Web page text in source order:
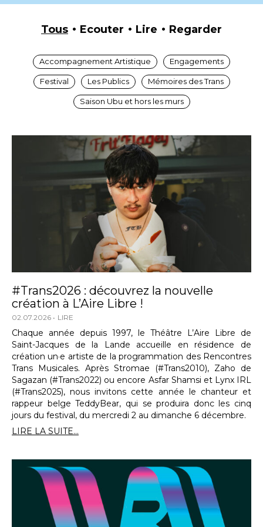
Tous Ecouter Lire Regarder
Accompagnement Artistique Engagements
Festival Les Publics Mémoires des Trans
Saison Ubu et hors les murs
#Trans2026 : découvrez la nouvelle
création à L’Aire Libre !
02.07.2026 LIRE
Chaque année depuis 1997, le Théâtre L’Aire Libre de
Saint-Jacques de la Lande accueille en résidence de
création un·e artiste de la programmation des Rencontres
Trans Musicales. Après Stromae (#Trans2010), Zaho de
Sagazan (#Trans2022) ou encore Asfar Shamsi et Lynx IRL
(#Trans2025), nous invitons cette année le chanteur et
rappeur belge TeddyBear, qui se produira donc les cinq
jours du festival, du mercredi 2 au dimanche 6 décembre.
LIRE LA SUITE...